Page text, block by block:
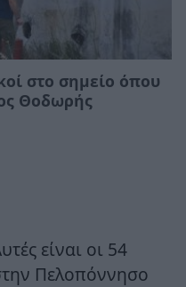
στο σημείο όπου
Θοδωρής
είναι οι 54
Πελοπόννησο